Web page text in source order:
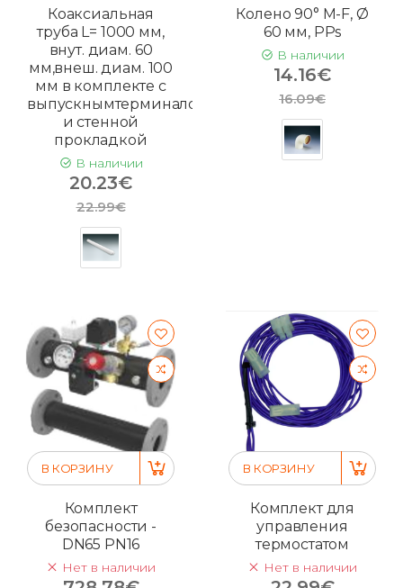
Коаксиальная
труба L= 1000 мм,
внут. диам. 60
мм,внеш. диам. 100
мм в комплекте с
выпускнымтерминалом
и стенной
прокладкой
В наличии
20.23€
22.99€
Колено 90° M-F, Ø
60 мм, PPs
В наличии
14.16€
16.09€
В КОРЗИНУ
Комплект
безопасности -
DN65 PN16
Нет в наличии
В КОРЗИНУ
Комплект для
управления
термостатом
Нет в наличии